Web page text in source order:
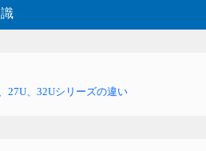
27U、32Uシリーズの違い